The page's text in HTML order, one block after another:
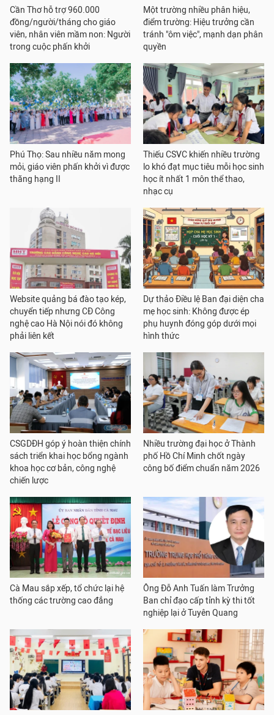
Cần Thơ hỗ trợ 960.000
đồng/người/tháng cho giáo
viên, nhân viên mầm non: Người
trong cuộc phấn khởi
Một trường nhiều phân hiệu,
điểm trường: Hiệu trưởng cần
tránh "ôm việc", mạnh dạn phân
quyền
Phú Thọ: Sau nhiều năm mong
mỏi, giáo viên phấn khởi vì được
thăng hạng II
Thiếu CSVC khiến nhiều trường
lo khó đạt mục tiêu mỗi học sinh
học ít nhất 1 môn thể thao,
nhạc cụ
Website quảng bá đào tạo kép,
chuyển tiếp nhưng CĐ Công
nghệ cao Hà Nội nói đó không
phải liên kết
Dự thảo Điều lệ Ban đại diện cha
mẹ học sinh: Không được ép
phụ huynh đóng góp dưới mọi
hình thức
CSGDĐH góp ý hoàn thiện chính
sách triển khai học bổng ngành
khoa học cơ bản, công nghệ
chiến lược
Nhiều trường đại học ở Thành
phố Hồ Chí Minh chốt ngày
công bố điểm chuẩn năm 2026
Cà Mau sắp xếp, tổ chức lại hệ
thống các trường cao đẳng
Ông Đỗ Anh Tuấn làm Trưởng
Ban chỉ đạo cấp tỉnh kỳ thi tốt
nghiệp lại ở Tuyên Quang